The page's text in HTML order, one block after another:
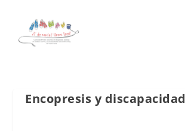
Encopresis y discapacidad